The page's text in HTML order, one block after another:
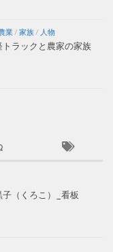
業/ 家族/ 人物
ラックと農家の家族
（くろこ）_看板